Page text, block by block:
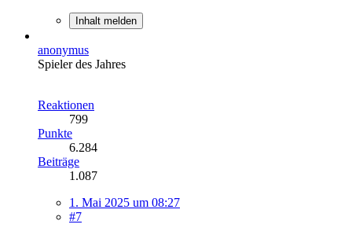
Inhalt melden
anonymus
Spieler des Jahres
Reaktionen
799
Punkte
6.284
Beiträge
1.087
1. Mai 2025 um 08:27
#7